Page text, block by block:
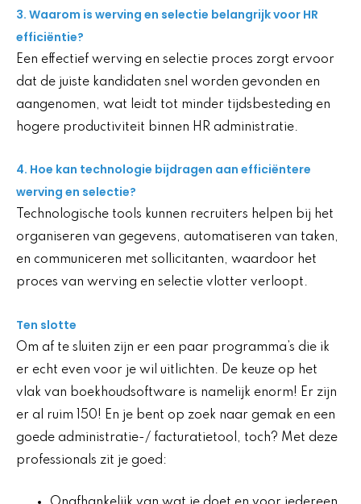
3. Waarom is werving en selectie belangrijk voor HR
efficiëntie?
Een effectief werving en selectie proces zorgt ervoor
dat de juiste kandidaten snel worden gevonden en
aangenomen, wat leidt tot minder tijdsbesteding en
hogere productiviteit binnen HR administratie.
4. Hoe kan technologie bijdragen aan efficiëntere
werving en selectie?
Technologische tools kunnen recruiters helpen bij het
organiseren van gegevens, automatiseren van taken,
en communiceren met sollicitanten, waardoor het
proces van werving en selectie vlotter verloopt.
Ten slotte
Om af te sluiten zijn er een paar programma’s die ik
er echt even voor je wil uitlichten. De keuze op het
vlak van boekhoudsoftware is namelijk enorm! Er zijn
er al ruim 150! En je bent op zoek naar gemak en een
goede administratie-/ facturatietool, toch? Met deze
professionals zit je goed: